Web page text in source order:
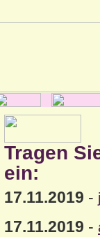
Tragen
ein:
17.11.2019 -
17.11.2019 -